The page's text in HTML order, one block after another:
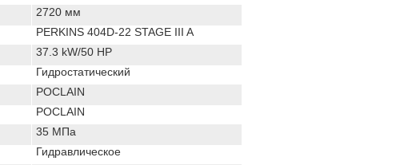
2720 мм
PERKINS 404D-22 STAGE III A
37.3 kW/50 HP
Гидростатический
POCLAIN
POCLAIN
35 МПа
Гидравлическое